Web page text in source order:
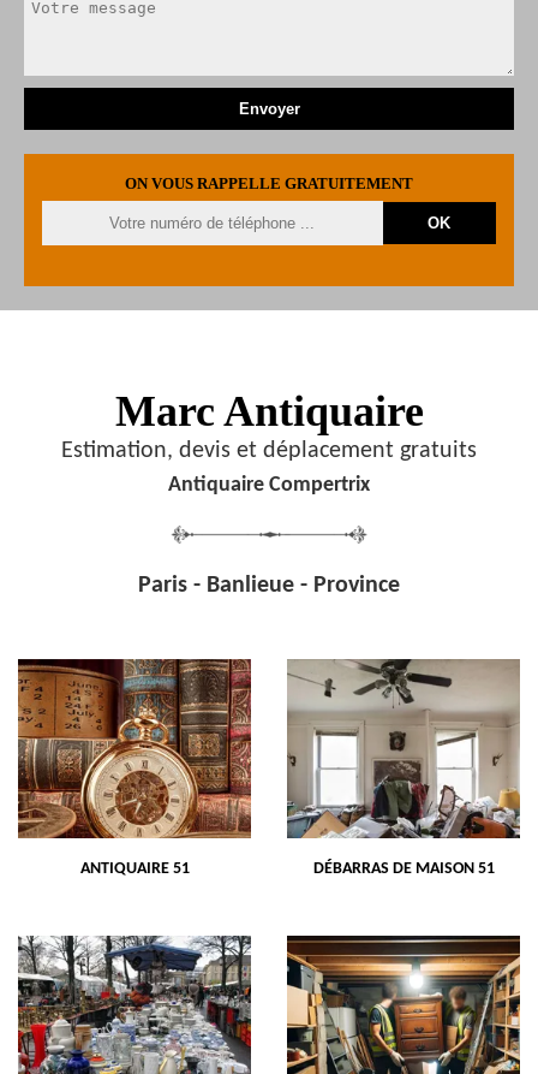
ON VOUS RAPPELLE GRATUITEMENT
Marc Antiquaire
Estimation, devis et déplacement gratuits
Antiquaire Compertrix
Paris - Banlieue - Province
ANTIQUAIRE 51 DÉBARRAS DE MAISON 51